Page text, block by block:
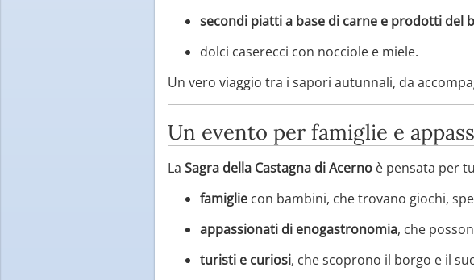
secondi piatti a base di carne e prodotti del
dolci caserecci con nocciole e miele.
Un vero viaggio tra i sapori autunnali, da
Un evento per famiglie e
La Sagra della Castagna di Acerno è pensata per
famiglie con bambini, che trovano giochi,
appassionati di enogastronomia, che
turisti e curiosi, che scoprono il borgo e il